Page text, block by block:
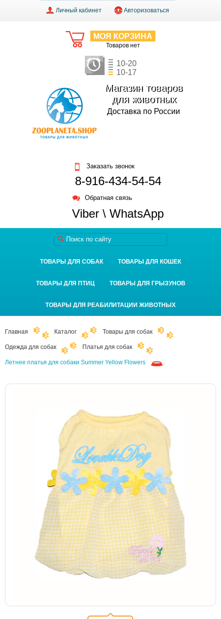
Личный кабинет Авторизоваться
МОЯ КОРЗИНА
Товаров нет
10-20
10-17
Магазин товаров
для животных
Доставка по России
Заказать звонок
8-916-434-54-54
Обратная связь
Viber \ WhatsApp
ТОВАРЫ ДЛЯ СОБАК ТОВАРЫ ДЛЯ КОШЕК
ТОВАРЫ ДЛЯ ПТИЦ ТОВАРЫ ДЛЯ ГРЫЗУНОВ
ТОВАРЫ ДЛЯ РЕАБИЛИТАЦИИ ЖИВОТНЫХ
Главная Каталог Товары для собак
Одежда для собак Платья для собак
Летнее платья для собаки Summer Yellow Flowers